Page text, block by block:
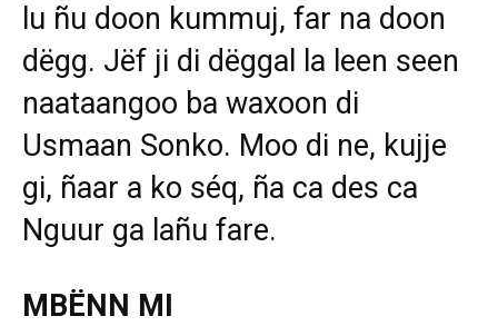
lu ñu doon kummuj, far na doon
dëgg. Jëf ji di dëggal la leen seen
naataangoo ba waxoon di
Usmaan Sonko. Moo di ne, kujje
gi, ñaar a ko séq, ña ca des ca
Nguur ga lañu fare.
MBËNN MI